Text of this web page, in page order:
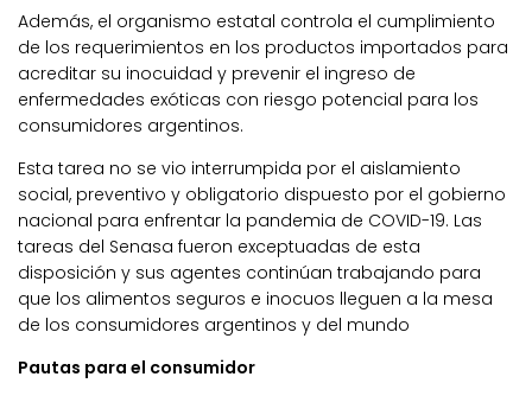
Además, el organismo estatal controla el cumplimiento
de los requerimientos en los productos importados para
acreditar su inocuidad y prevenir el ingreso de
enfermedades exóticas con riesgo potencial para los
consumidores argentinos.
Esta tarea no se vio interrumpida por el aislamiento
social, preventivo y obligatorio dispuesto por el gobierno
nacional para enfrentar la pandemia de COVID-19. Las
tareas del Senasa fueron exceptuadas de esta
disposición y sus agentes continúan trabajando para
que los alimentos seguros e inocuos lleguen a la mesa
de los consumidores argentinos y del mundo
Pautas para el consumidor